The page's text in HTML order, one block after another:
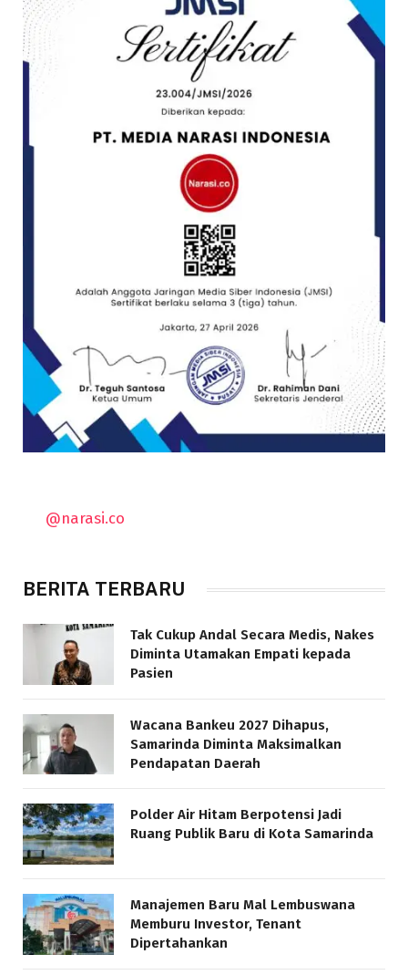
@narasi.co
BERITA TERBARU
Tak Cukup Andal Secara Medis, Nakes
Diminta Utamakan Empati kepada
Pasien
Wacana Bankeu 2027 Dihapus,
Samarinda Diminta Maksimalkan
Pendapatan Daerah
Polder Air Hitam Berpotensi Jadi
Ruang Publik Baru di Kota Samarinda
Manajemen Baru Mal Lembuswana
Memburu Investor, Tenant
Dipertahankan